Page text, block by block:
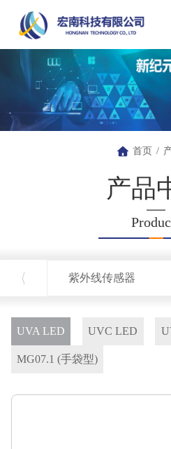
首页 /
产品
紫外线传感器
UVA LED UVC LED
MG07.1 (手袋型)